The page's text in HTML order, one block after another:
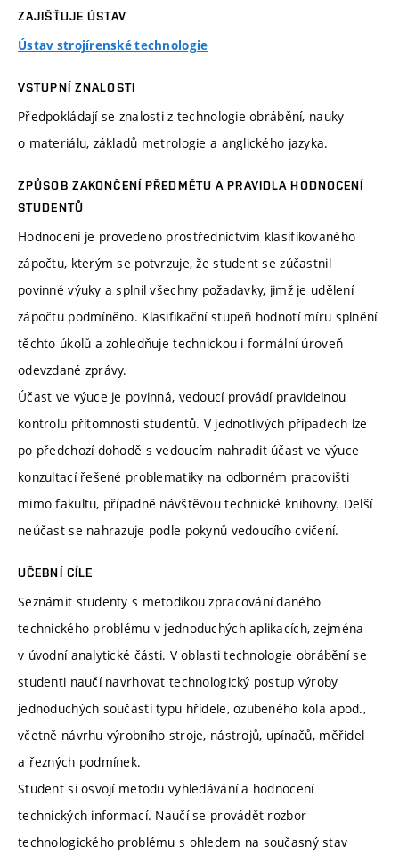
ZAJIŠŤUJE ÚSTAV
Ústav strojírenské technologie
VSTUPNÍ ZNALOSTI
Předpokládají se znalosti z technologie obrábění, nauky
o materiálu, základů metrologie a anglického jazyka.
ZPŮSOB ZAKONČENÍ PŘEDMĚTU A PRAVIDLA HODNOCENÍ
STUDENTŮ
Hodnocení je provedeno prostřednictvím klasifikovaného
zápočtu, kterým se potvrzuje, že student se zúčastnil
povinné výuky a splnil všechny požadavky, jimž je udělení
zápočtu podmíněno. Klasifikační stupeň hodnotí míru splnění
těchto úkolů a zohledňuje technickou i formální úroveň
odevzdané zprávy.
Účast ve výuce je povinná, vedoucí provádí pravidelnou
kontrolu přítomnosti studentů. V jednotlivých případech lze
po předchozí dohodě s vedoucím nahradit účast ve výuce
konzultací řešené problematiky na odborném pracovišti
mimo fakultu, případně návštěvou technické knihovny. Delší
neúčast se nahrazuje podle pokynů vedoucího cvičení.
UČEBNÍ CÍLE
Seznámit studenty s metodikou zpracování daného
technického problému v jednoduchých aplikacích, zejména
v úvodní analytické části. V oblasti technologie obrábění se
studenti naučí navrhovat technologický postup výroby
jednoduchých součástí typu hřídele, ozubeného kola apod.,
včetně návrhu výrobního stroje, nástrojů, upínačů, měřidel
a řezných podmínek.
Student si osvojí metodu vyhledávání a hodnocení
technických informací. Naučí se provádět rozbor
technologického problému s ohledem na současný stav